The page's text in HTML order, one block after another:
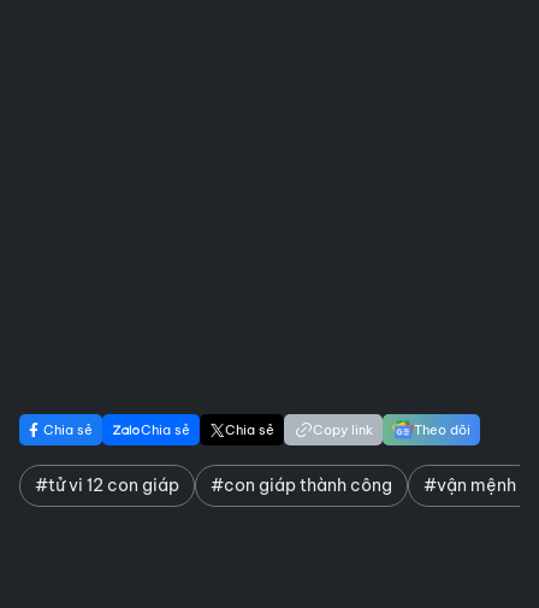
Chia sẻ Chia sẻ Chia sẻ Copy link Theo dõi
#tử vi 12 con giáp #con giáp thành công #vận mệnh